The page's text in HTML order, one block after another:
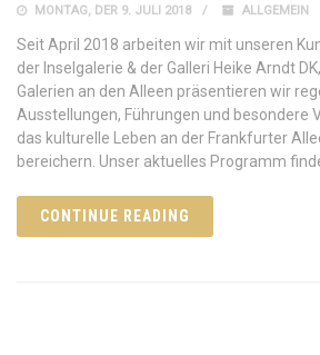
MONTAG, DER 9. JULI 2018 ALLGEMEIN
Seit April 2018 arbeiten wir mit unseren
der Inselgalerie & der Galleri Heike Arndt
Galerien an den Alleen präsentieren wir
Ausstellungen, Führungen und besondere
das kulturelle Leben an der Frankfurter
bereichern. Unser aktuelles Programm
CONTINUE READING